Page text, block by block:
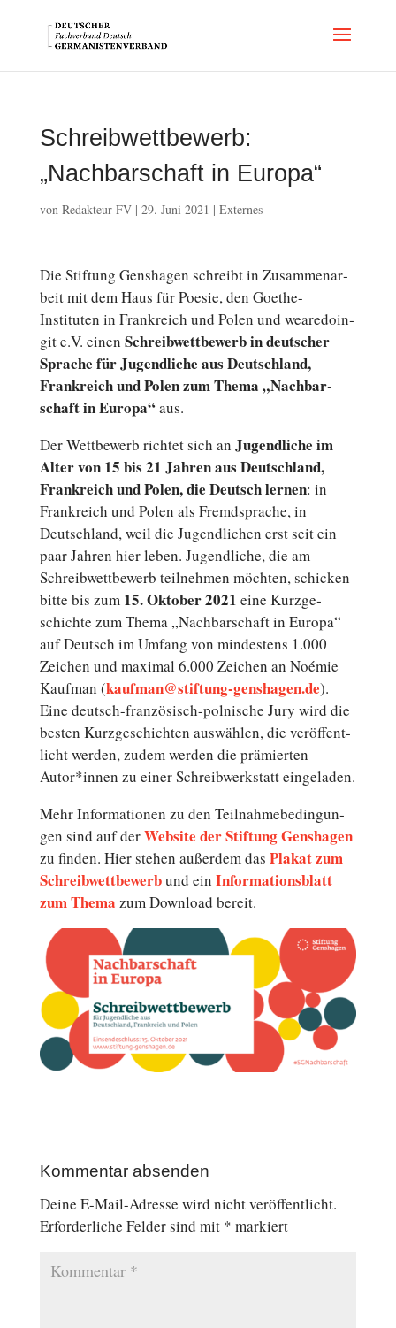
Schreibwettbewerb:
„Nachbarschaft in Europa“
von Redakteur-FV| 29. Juni 2021 | Externes
Die Stif­tung Gens­ha­gen schreibt in Zu­sam­men­ar­
beit mit dem Haus für Poesie, den Goethe-
Instituten in Frank­reich und Polen und weare­do­in­
git e.V. einen Schreib­wett­be­werb in deutscher
Sprache für Ju­gend­li­che aus Deutsch­land,
Frank­reich und Polen zum Thema „Nach­bar­
schaft in Europa“aus.
Der Wett­be­werb richtet sich an Ju­gend­li­che im
Alter von 15 bis 21 Jahren aus Deutsch­land,
Frank­reich und Polen, die Deutsch lernen: in
Frank­reich und Polen als Fremd­spra­che, in
Deutsch­land, weil die Ju­gend­li­chen erst seit ein
paar Jahren hier leben. Ju­gend­li­che, die am
Schreib­wett­be­werb teil­neh­men möchten, schi­cken
bitte bis zum 15. Oktober 2021 eine Kurz­ge­
schich­te zum Thema „Nach­bar­schaft in Europa“
auf Deutsch im Umfang von min­des­tens 1.000
Zeichen und maximal 6.000 Zeichen an Noémie
Kaufman (kaufman@stiftung-genshagen.de).
Eine deutsch-französisch-polnische Jury wird die
besten Kurz­ge­schich­ten aus­wäh­len, die ver­öf­fent­
licht werden, zudem werden die prä­mier­ten
Autor*innen zu einer Schreib­werk­statt eingeladen.
Mehr In­for­ma­tio­nen zu den Teil­nah­me­be­din­gun­
gen sind auf derWebsite der Stif­tung Gens­ha­gen
zu finden. Hier stehen au­ßer­dem das Plakat zum
Schreib­wett­be­werbund ein In­for­ma­ti­ons­blatt
zum Thema zum Down­load bereit.
Kommentar absenden
Deine E-Mail-Adresse wird nicht veröffentlicht.
Erforderliche Felder sind mit * markiert